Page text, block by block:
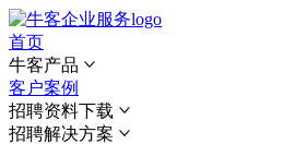
首页
牛客产品
客户案例
招聘资料下载
招聘解决方案